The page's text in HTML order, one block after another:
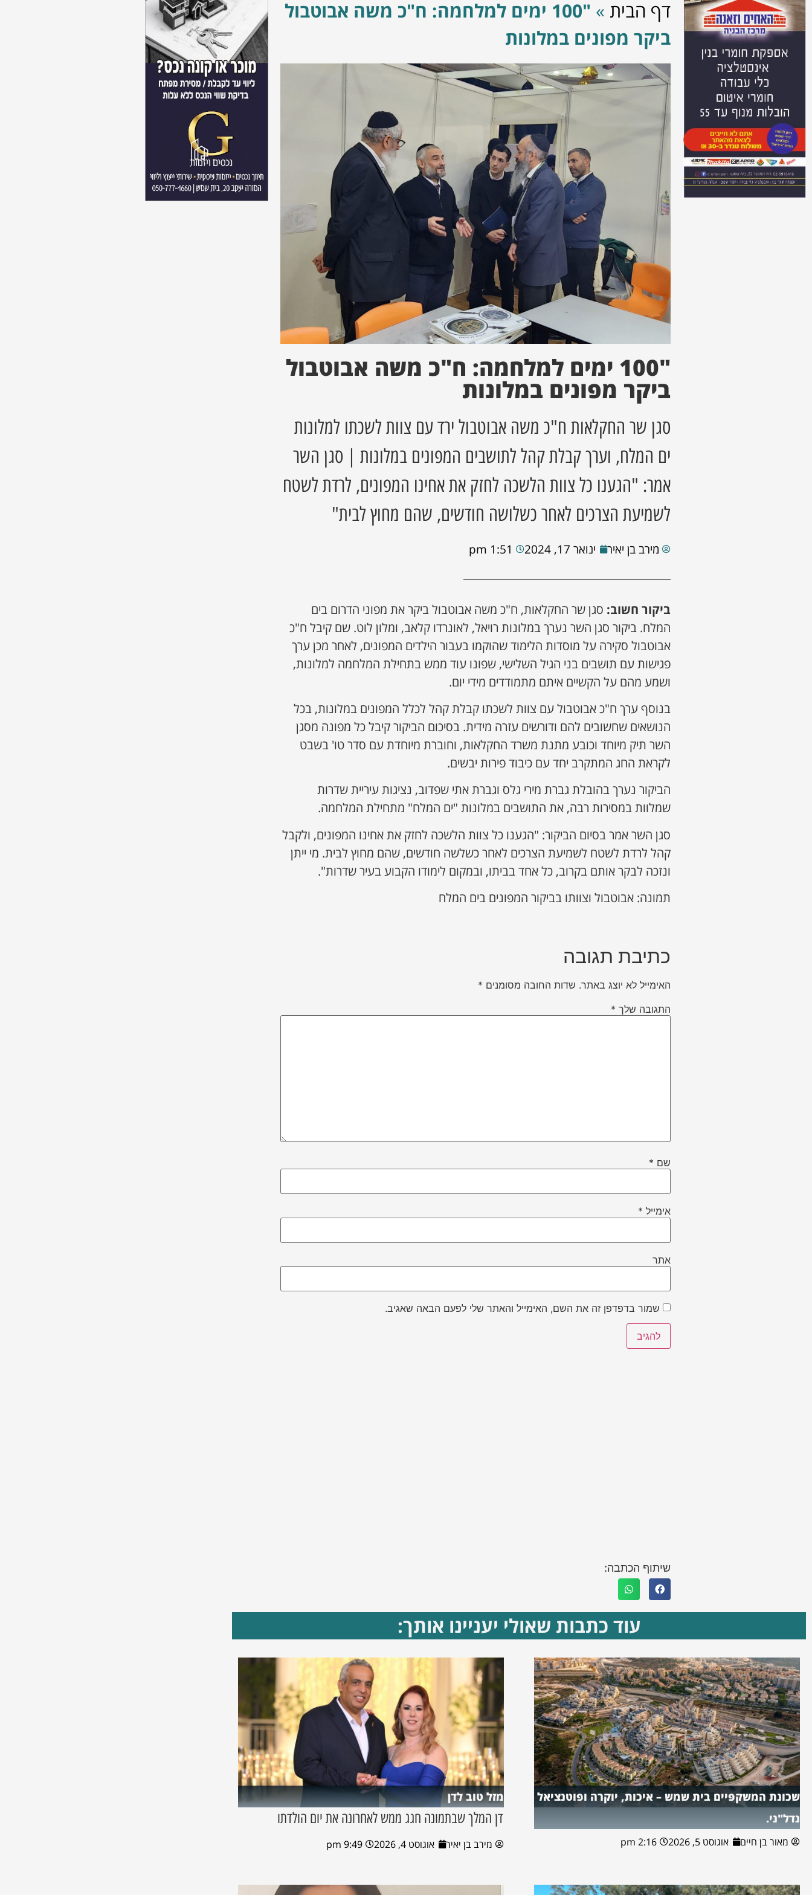
דף הבית »
"100 ימים למלחמה: ח"כ משה אבוטבול
ביקר מפונים במלונות
"100 ימים למלחמה: ח"כ משה אבוטבול
ביקר מפונים במלונות
סגן שר החקלאות ח"כ משה אבוטבול ירד עם צוות לשכתו למלונות
ים המלח, וערך קבלת קהל לתושבים המפונים במלונות | סגן השר
אמר: "הגענו כל צוות הלשכה לחזק את אחינו המפונים, לרדת לשטח
לשמיעת הצרכים לאחר כשלושה חודשים, שהם מחוץ לבית"
מירב בן יאיר ינואר 17, 2024 1:51 pm
ביקור חשוב: סגן שר החקלאות, ח"כ משה אבוטבול ביקר את מפוני הדרום בים
המלח. ביקור סגן השר נערך במלונות רויאל, לאונרדו קלאב, ומלון לוט. שם קיבל ח"כ
אבוטבול סקירה על מוסדות הלימוד שהוקמו בעבור הילדים המפונים, לאחר מכן ערך
פגישות עם תושבים בני הגיל השלישי, שפונו עוד ממש בתחילת המלחמה למלונות,
ושמע מהם על הקשיים איתם מתמודדים מידי יום.
בנוסף ערך ח"כ אבוטבול עם צוות לשכתו קבלת קהל לכלל המפונים במלונות, בכל
הנושאים שחשובים להם ודורשים עזרה מידית. בסיכום הביקור קיבל כל מפונה מסגן
השר תיק מיוחד וכובע מתנת משרד החקלאות, וחוברת מיוחדת עם סדר טו' בשבט
לקראת החג המתקרב יחד עם כיבוד פירות יבשים.
הביקור נערך בהובלת גברת מירי גלס וגברת אתי שפדוב, נציגות עיריית שדרות
שמלוות במסירות רבה, את התושבים במלונות "ים המלח" מתחילת המלחמה.
סגן השר אמר בסיום הביקור: "הגענו כל צוות הלשכה לחזק את אחינו המפונים, ולקבל
קהל לרדת לשטח לשמיעת הצרכים לאחר כשלשה חודשים, שהם מחוץ לבית. מי ייתן
ונזכה לבקר אותם בקרוב, כל אחד בביתו, ובמקום לימודו הקבוע בעיר שדרות".
תמונה: אבוטבול וצוותו בביקור המפונים בים המלח
כתיבת תגובה
האימייל לא יוצג באתר. שדות החובה מסומנים *
התגובה שלך *
שם *
אימייל *
אתר
שמור בדפדפן זה את השם, האימייל והאתר שלי לפעם הבאה שאגיב.
שיתוף הכתבה:
עוד כתבות שאולי יעניינו אותך:
שכונת המשקפיים בית שמש – איכות, יוקרה ופוטנציאל
נדל"ני.
מאור בן חיים אוגוסט 5, 2026 2:16 pm
מזל טוב לדן
דן המלך שבתמונה חגג ממש לאחרונה את יום הולדתו
מירב בן יאיר אוגוסט 4, 2026 9:49 pm